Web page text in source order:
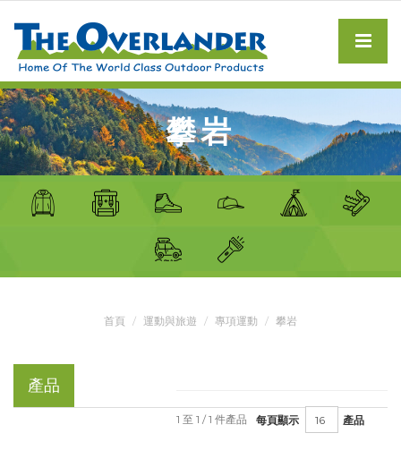
攀岩
首頁 運動與旅遊 專項運動 攀岩
產品
每頁顯示 產品
1 至 1 / 1 件產品